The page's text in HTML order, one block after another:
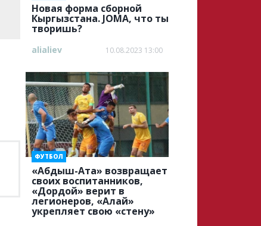
Новая форма сборной
Кыргызстана. JOMA, что ты
творишь?
alialiev 10.08.2023 13:00
«Абдыш-Ата» возвращает
своих воспитанников,
«Дордой» верит в
легионеров, «Алай»
укрепляет свою «стену»
ФУТБОЛ